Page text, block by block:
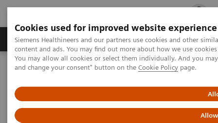
Cookies used for improved website experience
Siemens Healthineers and our partners use cookies and other
content and ads. You may find out more about how we use
You may allow all cookies or select them individually. And you
and change your consent" button on the Cookie Policy page.
Fachbereiche Healthcare Management
Startseite Point-of-Care-Diagnostik
Blutgasanalytik
Spritzen und Kapillaren für die